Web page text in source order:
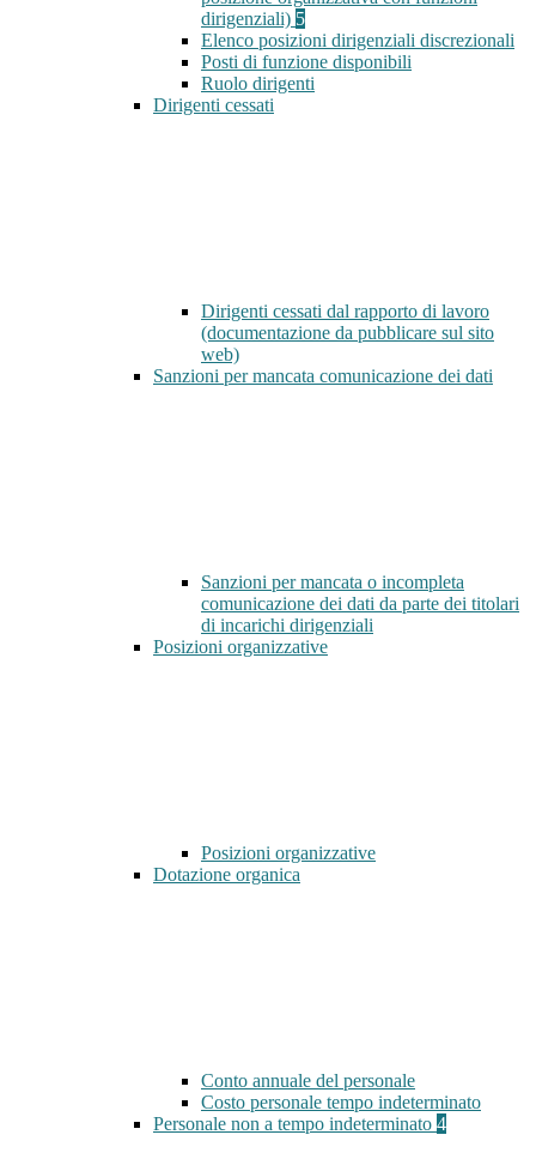
dirigenziali) 5
Elenco posizioni dirigenziali discrezionali
Posti di funzione disponibili
Ruolo dirigenti
Dirigenti cessati
Dirigenti cessati dal rapporto di lavoro
(documentazione da pubblicare sul sito
web)
Sanzioni per mancata comunicazione dei dati
Sanzioni per mancata o incompleta
comunicazione dei dati da parte dei titolari
di incarichi dirigenziali
Posizioni organizzative
Posizioni organizzative
Dotazione organica
Conto annuale del personale
Costo personale tempo indeterminato
Personale non a tempo indeterminato 4